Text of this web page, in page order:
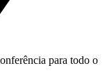
para todo o